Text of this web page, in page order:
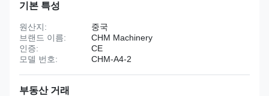
기본 특성
원산지:
중국
브랜드 이름:
CHM Machinery
인증:
CE
모델 번호:
CHM-A4-2
부동산 거래